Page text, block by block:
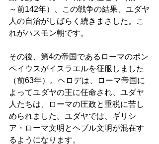
～前142年）、この戦争の結果、ユダヤ
人の自治がしばらく続きまさした。こ
れがハスモン朝です。
その後、第4の帝国であるローマのポン
ペイウスがイスラエルを征服しました
（前63年）。ヘロデは、ローマ帝国に
よってユダヤの王に任命され、ユダヤ
人たちは、ローマの圧政と重税に苦し
められました。ユダヤでは、ギリシ
ア・ローマ文明とヘブル文明が混在す
るようになります。